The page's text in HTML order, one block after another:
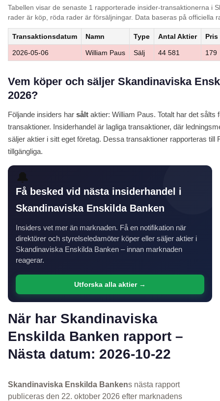
Tabellen visar de senaste 1 rapporterade insider-transaktionerna i
rader är köp, röda rader är försäljningar. Data baseras på officiella
Transaktionsdatum Namn Type Antal Aktier Pris
2026-05-06 William Paus Sälj 44 581 179
Vem köper och säljer Skandinaviska
2026?
Följande insiders har sålt aktier: William Paus. Totalt har det sålts
transaktioner. Insiderhandel är lagliga transaktioner, där
säljer aktier i sitt eget företag. Dessa transaktioner rapporteras till
tillgängliga.
🔔
Få besked vid nästa insiderhandel i
Skandinaviska Enskilda Banken
Insiders vet mer än marknaden. Få en notifikation när
direktörer och styrelseledamöter köper eller säljer aktier i
Skandinaviska Enskilda Banken – innan marknaden
reagerar.
Utforska alla aktier →
När har Skandinaviska
Enskilda Banken rapport –
Nästa datum: 2026-10-22
Skandinaviska Enskilda Bankens nästa rapport
publiceras den 22. oktober 2026 efter marknadens